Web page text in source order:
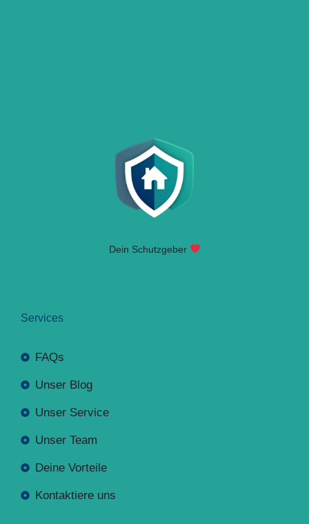
Dein Schutzgeber
Services
FAQs
Unser Blog
Unser Service
Unser Team
Deine Vorteile
Kontaktiere uns